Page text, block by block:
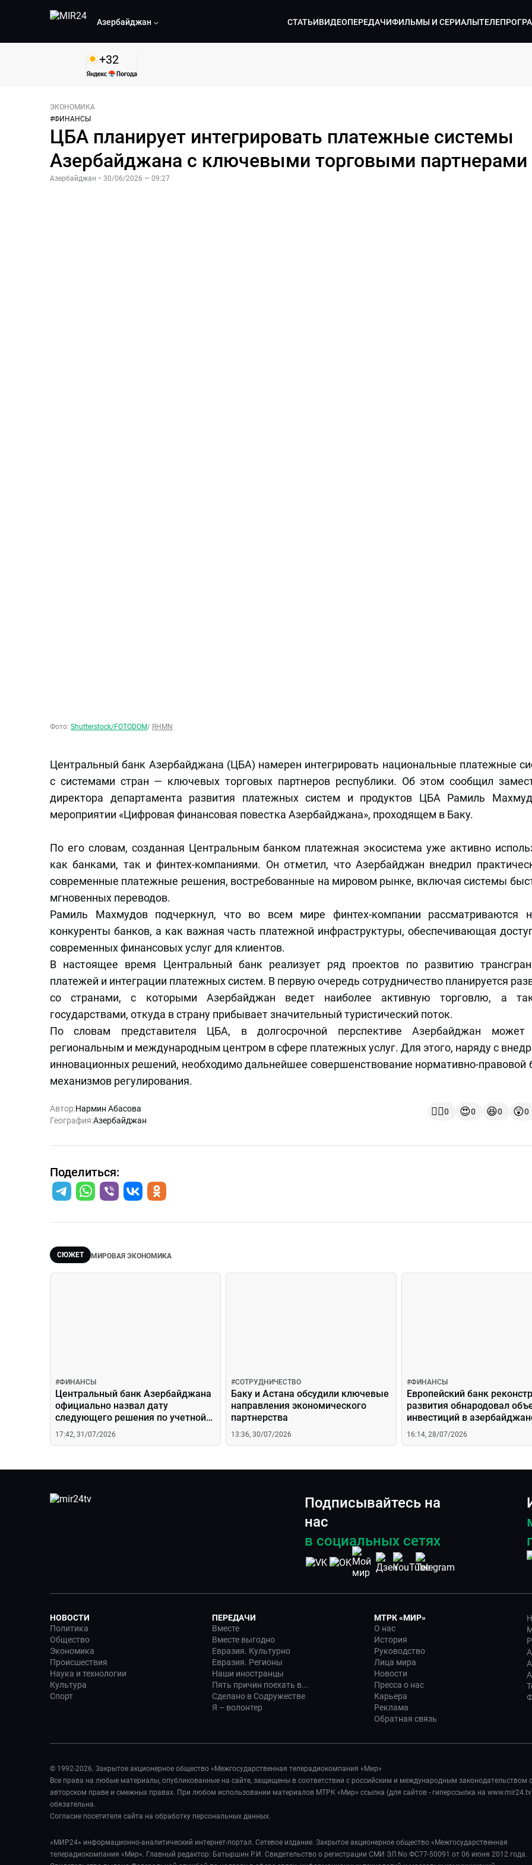
Азербайджан СТАТЬИВИДЕОПЕРЕДАЧИФИЛЬМЫ И СЕРИАЛЫ
+32
ЭКОНОМИКА
#ФИНАНСЫ
ЦБА планирует интегрировать платежные системы
Азербайджана с ключевыми торговыми партнерами
Азербайджан • 30/06/2026 — 09:27
Фото: Shutterstock/FOTODOM/ RHMN
Центральный банк Азербайджана (ЦБА) намерен интегрировать национальные платежные
с системами стран — ключевых торговых партнеров республики. Об этом сообщил
директора департамента развития платежных систем и продуктов ЦБА Рамиль
мероприятии «Цифровая финансовая повестка Азербайджана», проходящем в Баку.
По его словам, созданная Центральным банком платежная экосистема уже активно
как банками, так и финтех-компаниями. Он отметил, что Азербайджан внедрил
современные платежные решения, востребованные на мировом рынке, включая системы
мгновенных переводов.
Рамиль Махмудов подчеркнул, что во всем мире финтех-компании рассматриваются
конкуренты банков, а как важная часть платежной инфраструктуры, обеспечивающая
современных финансовых услуг для клиентов.
В настоящее время Центральный банк реализует ряд проектов по развитию
платежей и интеграции платежных систем. В первую очередь сотрудничество планируется
со странами, с которыми Азербайджан ведет наиболее активную торговлю, а
государствами, откуда в страну прибывает значительный туристический поток.
По словам представителя ЦБА, в долгосрочной перспективе Азербайджан может
региональным и международным центром в сфере платежных услуг. Для этого, наряду с
инновационных решений, необходимо дальнейшее совершенствование нормативно-правовой
механизмов регулирования.
Автор:Нармин Абасова
География:Азербайджан
👍🏻0 😍0 😆0 😲0
Поделиться:
СЮЖЕТ МИРОВАЯ ЭКОНОМИКА
#ФИНАНСЫ
Центральный банк Азербайджана
официально назвал дату
следующего решения по учетной
ставке
17:42, 31/07/2026
#СОТРУДНИЧЕСТВО
Баку и Астана обсудили ключевые
направления экономического
партнерства
13:36, 30/07/2026
#ФИНАНСЫ
Европейский банк
развития обнародовал
инвестиций в
проекты
16:14, 28/07/2026
Подписывайтесь на
нас
в социальных сетях
НОВОСТИ
Политика
Общество
Экономика
Происшествия
Наука и технологии
Культура
Спорт
ПЕРЕДАЧИ
Вместе
Вместе выгодно
Евразия. Культурно
Евразия. Регионы
Наши иностранцы
Пять причин поехать в...
Сделано в Содружестве
Я – волонтер
МТРК «МИР»
О нас
История
Руководство
Лица мира
Новости
Пресса о нас
Карьера
Реклама
Обратная связь
© 1992-2026. Закрытое акционерное общество «Межгосударственная телерадиокомпания «Мир»
Все права на любые материалы, опубликованные на сайте, защищены в соответствии с российским и международным законодательством
авторском праве и смежных правах. При любом использовании материалов МТРК «Мир» ссылка (для сайтов - гиперссылка на
обязательна.
Согласие посетителя сайта на обработку персональных данных.
«МИР24» информационно-аналитический интернет-портал. Сетевое издание. Закрытое акционерное общество «Межгосударственная
телерадиокомпания «Мир». Главный редактор: Батыршин Р.И. Свидетельство о регистрации СМИ ЭЛ No ФС77-50091 от 06 июня 2012 года.